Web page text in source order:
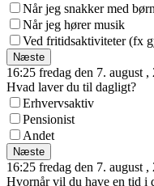
Når jeg snakker med børn
Når jeg hører musik
Ved fritidsaktiviteter (fx
Næste
16:25 fredag den 7. august ,
Hvad laver du til dagligt?
Erhvervsaktiv
Pensionist
Andet
Næste
16:25 fredag den 7. august ,
Hvornår vil du have en tid i